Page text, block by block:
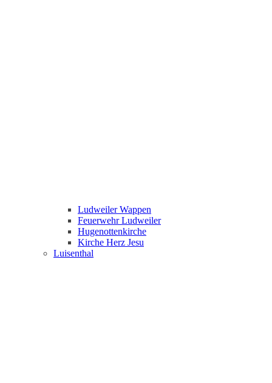
Ludweiler Wappen
Feuerwehr Ludweiler
Hugenottenkirche
Kirche Herz Jesu
Luisenthal